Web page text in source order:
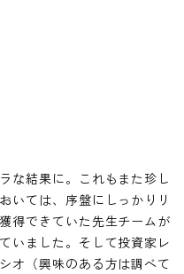
な結果に。これもまた珍し
いては、序盤にしっかりリ
得できていた先生チームが
いました。そして投資家レ
オ（興味のある方は調べて